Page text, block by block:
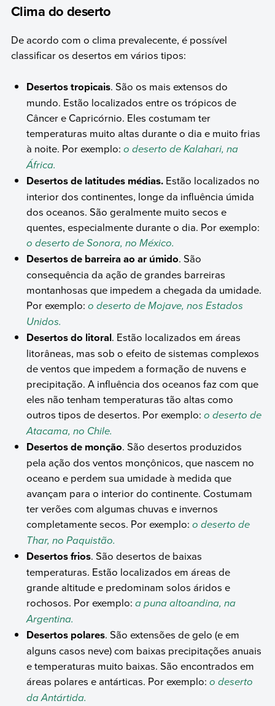
Clima do deserto
De acordo com o clima prevalecente, é possível
classificar os desertos em vários tipos:
Desertos tropicais. São os mais extensos do
mundo. Estão localizados entre os trópicos de
Câncer e Capricórnio. Eles costumam ter
temperaturas muito altas durante o dia e muito frias
à noite. Por exemplo:o deserto de Kalahari, na
África.
Desertos de latitudes médias. Estão localizados no
interior dos continentes, longe da influência úmida
dos oceanos. São geralmente muito secos e
quentes, especialmente durante o dia. Por exemplo:
o deserto de Sonora, no México.
Desertos de barreira ao ar úmido. São
consequência da ação de grandes barreiras
montanhosas que impedem a chegada da umidade.
Por exemplo:o deserto de Mojave, nos Estados
Unidos.
Desertos do litoral. Estão localizados em áreas
litorâneas, mas sob o efeito de sistemas complexos
de ventos que impedem a formação de nuvens e
precipitação. A influência dos oceanos faz com que
eles não tenham temperaturas tão altas como
outros tipos de desertos. Por exemplo: o deserto de
Atacama, no Chile.
Desertos de monção. São desertos produzidos
pela ação dos ventos monçônicos, que nascem no
oceano e perdem sua umidade à medida que
avançam para o interior do continente. Costumam
ter verões com algumas chuvas e invernos
completamente secos. Por exemplo:o deserto de
Thar, no Paquistão.
Desertos frios. São desertos de baixas
temperaturas. Estão localizados em áreas de
grande altitude e predominam solos áridos e
rochosos. Por exemplo:a puna altoandina, na
Argentina.
Desertos polares. São extensões de gelo (e em
alguns casos neve) com baixas precipitações anuais
e temperaturas muito baixas. São encontrados em
áreas polares e antárticas. Por exemplo:o deserto
da Antártida.